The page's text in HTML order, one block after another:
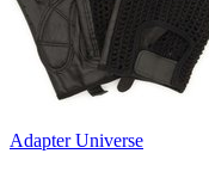
Adapter Universe